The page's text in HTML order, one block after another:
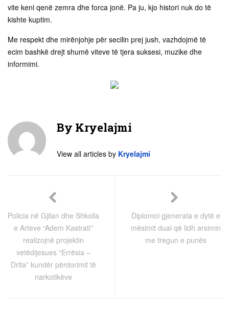
vite keni qenë zemra dhe forca jonë. Pa ju, kjo histori nuk do të
kishte kuptim.
Me respekt dhe mirënjohje për secilin prej jush, vazhdojmë të
ecim bashkë drejt shumë viteve të tjera suksesi, muzike dhe
informimi.
By Kryelajmi
View all articles by Kryelajmi
Policia në Gjilan dhe Shkolla
e Arteve “Adem Kastrati”
realizojnë projektin
vetëdijesues “Errësia –
Drita” kundër përdorimit të
narkotikëve
Diplomoi gjenerata e dytë e
mësimit dual që lidh arsimin
me tregun e punës